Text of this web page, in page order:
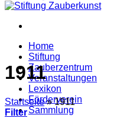
Home
Stiftung
Zauberzentrum
Veranstaltungen
Lexikon
Förderverein
Sammlung
1911
Startseite » 1911
Filter